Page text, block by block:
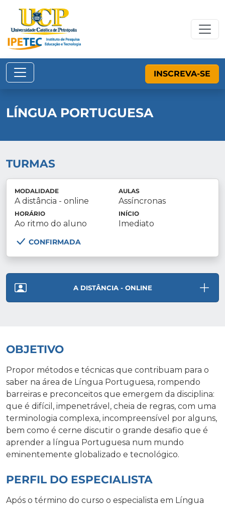
INSCREVA-SE
LÍNGUA PORTUGUESA
TURMAS
MODALIDADE
A distância - online
AULAS
Assíncronas
HORÁRIO
Ao ritmo do aluno
INÍCIO
Imediato
CONFIRMADA
A DISTÂNCIA - ONLINE
OBJETIVO
Propor métodos e técnicas que contribuam para o
saber na área de Língua Portuguesa, rompendo
barreiras e preconceitos que emergem da disciplina:
que é difícil, impenetrável, cheia de regras, com uma
terminologia complexa, incompreensível por alguns,
bem como é cerne discutir o grande desafio que é
aprender a língua Portuguesa num mundo
eminentemente globalizado e tecnológico.
PERFIL DO ESPECIALISTA
Após o término do curso o especialista em Língua